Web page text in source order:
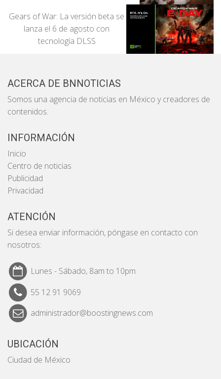
Gears of War: La versión beta se
lanza el 6 de agosto con
tecnología DLSS
ACERCA DE BNNOTICIAS
Somos una agencia de noticias en México y creadores de
contenidos.
INFORMACIÓN
Inicio
Centro de noticias
Publicidad
Privacidad
ATENCIÓN
Si desea enviar información, póngase en contacto con
nosotros:
Lunes - Sábado, 8am to 10pm
55 12 91 9069
administrador@boostingnews.com
UBICACIÓN
Ciudad de México